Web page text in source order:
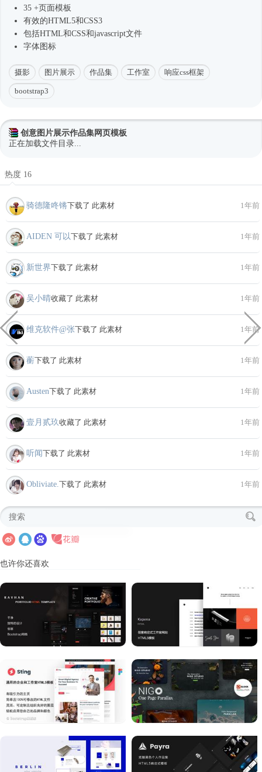
35 +页面模板
有效的HTML5和CSS3
包括HTML和CSS和javascript文件
字体图标
摄影 图片展示 作品集 工作室 响应css框架
bootstrap3
创意图片展示作品集网页模板
正在加载文件目录...
热度 16
骑德隆咚锵下载了 此素材 1年前
AIDEN 可以下载了 此素材 1年前
新世界下载了 此素材 1年前
吴小晴收藏了 此素材 1年前
维克软件@张下载了 此素材 1年前
蘅下载了 此素材 1年前
Austen下载了 此素材 1年前
壹月贰玖 收藏了 此素材 1年前
听闻下载了 此素材 1年前
Obliviate. 下载了 此素材 1年前
也许你还喜欢